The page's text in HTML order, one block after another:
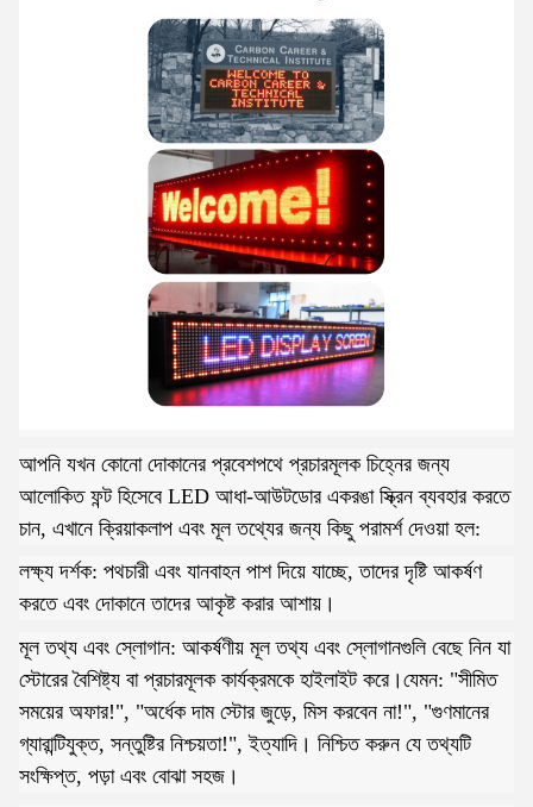
আপনি যখন কোনো দোকানের প্রবেশপথে প্রচারমূলক চিহ্নের জন্য
আলোকিত ফন্ট হিসেবে LED আধা-আউটডোর একরঙা স্ক্রিন ব্যবহার করতে
চান, এখানে ক্রিয়াকলাপ এবং মূল তথ্যের জন্য কিছু পরামর্শ দেওয়া হল:
লক্ষ্য দর্শক: পথচারী এবং যানবাহন পাশ দিয়ে যাচ্ছে, তাদের দৃষ্টি আকর্ষণ
করতে এবং দোকানে তাদের আকৃষ্ট করার আশায়।
মূল তথ্য এবং স্লোগান: আকর্ষণীয় মূল তথ্য এবং স্লোগানগুলি বেছে নিন যা
স্টোরের বৈশিষ্ট্য বা প্রচারমূলক কার্যক্রমকে হাইলাইট করে।যেমন: "সীমিত
সময়ের অফার!", "অর্ধেক দাম স্টোর জুড়ে, মিস করবেন না!", "গুণমানের
গ্যারান্টিযুক্ত, সন্তুষ্টির নিশ্চয়তা!", ইত্যাদি। নিশ্চিত করুন যে তথ্যটি
সংক্ষিপ্ত, পড়া এবং বোঝা সহজ।